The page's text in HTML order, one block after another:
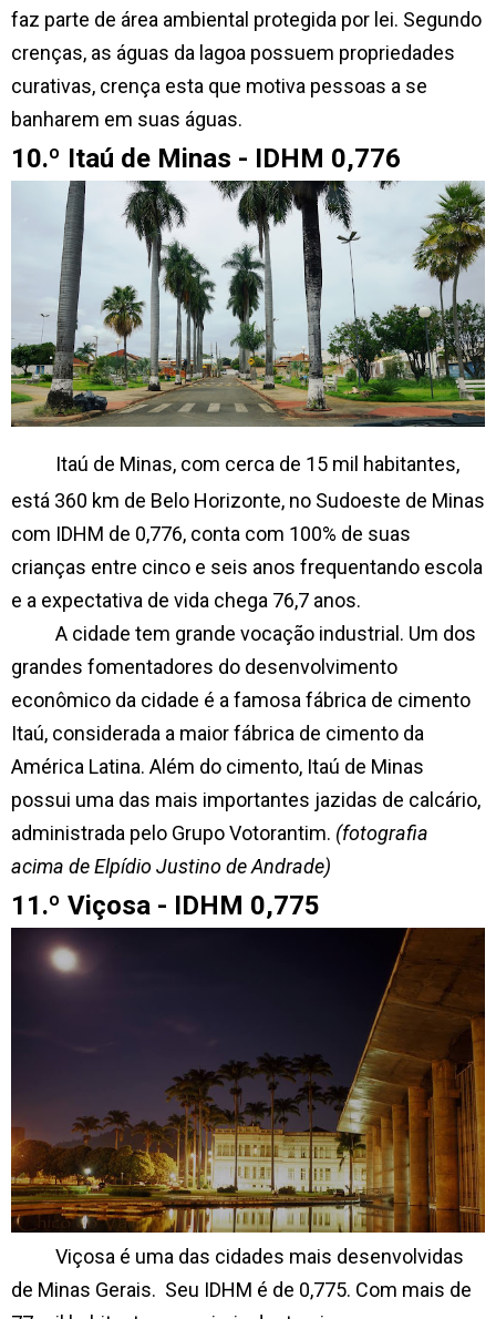
faz parte de área ambiental protegida por lei. Segundo
crenças, as águas da lagoa possuem propriedades
curativas, crença esta que motiva pessoas a se
banharem em suas águas.
10.º Itaú de Minas - IDHM 0,776
Itaú de Minas, com cerca de 15 mil habitantes,
está 360 km de Belo Horizonte, no Sudoeste de Minas
com IDHM de 0,776, conta com 100% de suas
crianças entre cinco e seis anos frequentando escola
e a expectativa de vida chega 76,7 anos.
A cidade tem grande vocação industrial. Um dos
grandes fomentadores do desenvolvimento
econômico da cidade é a famosa fábrica de cimento
Itaú, considerada a maior fábrica de cimento da
América Latina. Além do cimento, Itaú de Minas
possui uma das mais importantes jazidas de calcário,
administrada pelo Grupo Votorantim. (fotografia
acima de Elpídio Justino de Andrade)
11.º Viçosa - IDHM 0,775
Viçosa é uma das cidades mais desenvolvidas
de Minas Gerais. Seu IDHM é de 0,775. Com mais de